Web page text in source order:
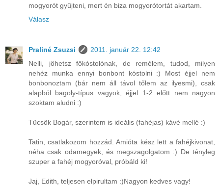
mogyorót gyűjteni, mert én biza mogyorótortát akartam.
Válasz
Praliné Zsuzsi
2011. január 22. 12:42
Nelli, jöhetsz főkóstolónak, de remélem, tudod, milyen
nehéz munka ennyi bonbont kóstolni :) Most éjjel nem
bonbonoztam (bár nem áll távol tőlem az ilyesmi), csak
alapból bagoly-típus vagyok, éjjel 1-2 előtt nem nagyon
szoktam aludni :)
Tücsök Bogár, szerintem is ideális (fahéjas) kávé mellé :)
Tatin, csatlakozom hozzád. Amióta kész lett a fahéjkivonat,
néha csak odamegyek, és megszagolgatom :) De tényleg
szuper a fahéj mogyoróval, próbáld ki!
Jaj, Edith, teljesen elpirultam :)Nagyon kedves vagy!